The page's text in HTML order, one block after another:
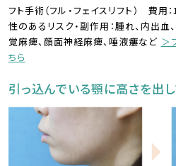
フト手術（フル・フェイスリフト） 費
性のあるリスク・副作用：腫れ、内出血
覚麻痺、顔面神経麻痺、唾液瘻など ＞
ちら
引っ込んでいる顎に高さを出